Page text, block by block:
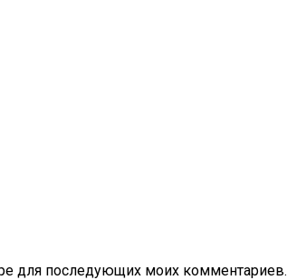
для последующих моих комментариев.